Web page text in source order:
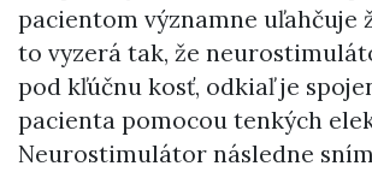
pacientom významne uľahčuje
to vyzerá tak, že
pod kľúčnu kosť, odkiaľ je
pacienta pomocou tenkých
Neurostimulátor následne